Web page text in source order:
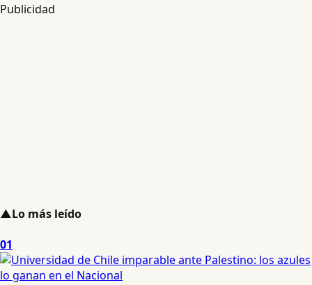
Publicidad
▲Lo más leído
01